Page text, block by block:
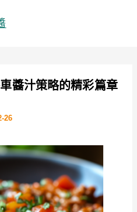
醬汁策略的精彩篇章
26